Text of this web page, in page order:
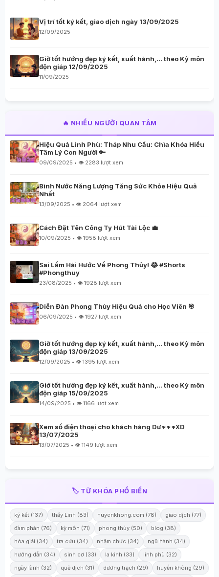
Vị trí tốt ký kết, giao dịch ngày 13/09/2025
12/09/2025
Giờ tốt hướng đẹp ký kết, xuất hành,… theo Kỳ môn
độn giáp 12/09/2025
11/09/2025
🔥 NHIỀU NGƯỜI QUAN TÂM
Hiệu Quả Linh Phù: Tháp Nhu Cầu: Chìa Khóa Hiểu
Tâm Lý Con Người 🔑
09/09/2025 • 👁️ 2283 lượt xem
Bình Nước Năng Lượng Tăng Sức Khỏe Hiệu Quả
Nhất
13/09/2025 • 👁️ 2064 lượt xem
Cách Đặt Tên Công Ty Hút Tài Lộc 💼
10/09/2025 • 👁️ 1958 lượt xem
Sai Lầm Hài Hước Về Phong Thủy! 😂 #Shorts
#Phongthuy
23/08/2025 • 👁️ 1928 lượt xem
Diễn Đàn Phong Thủy Hiệu Quả cho Học Viên 🎯
06/09/2025 • 👁️ 1927 lượt xem
Giờ tốt hướng đẹp ký kết, xuất hành,… theo Kỳ môn
độn giáp 13/09/2025
12/09/2025 • 👁️ 1395 lượt xem
Giờ tốt hướng đẹp ký kết, xuất hành,… theo Kỳ môn
độn giáp 15/09/2025
14/09/2025 • 👁️ 1166 lượt xem
Xem số điện thoại cho khách hàng Dư***XD
13/07/2025
13/07/2025 • 👁️ 1149 lượt xem
🏷️ TỪ KHÓA PHỔ BIẾN
ký kết (137) thầy Linh (83) huyenkhong.com (78)
giao dịch (77)
đàm phán (76)
kỳ môn (71) phong thủy (50)
blog (38)
hóa giải (34)
tra cứu (34) nhậm chức (34)
ngũ hành (34)
hướng dẫn (34)
sinh cơ (33) la kinh (33)
linh phù (32)
ngày lành (32)
quẻ dịch (31) dương trạch (29)
huyền không (29)